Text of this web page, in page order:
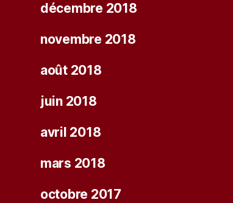
décembre 2018
novembre 2018
août 2018
juin 2018
avril 2018
mars 2018
octobre 2017